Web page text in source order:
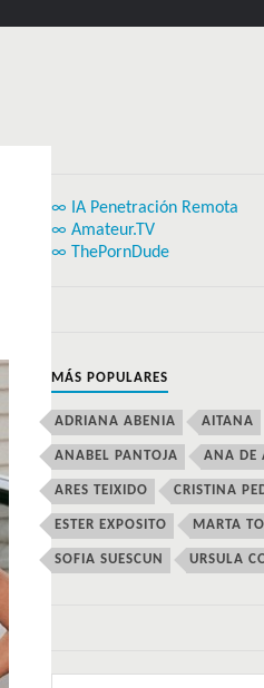
∞ IA Penetración Remota
∞ Amateur.TV
∞ ThePornDude
MÁS POPULARES
ADRIANA ABENIA AITANA
ANABEL PANTOJA ANA DE
ARES TEIXIDO CRISTINA
ESTER EXPOSITO MARTA
SOFIA SUESCUN URSULA